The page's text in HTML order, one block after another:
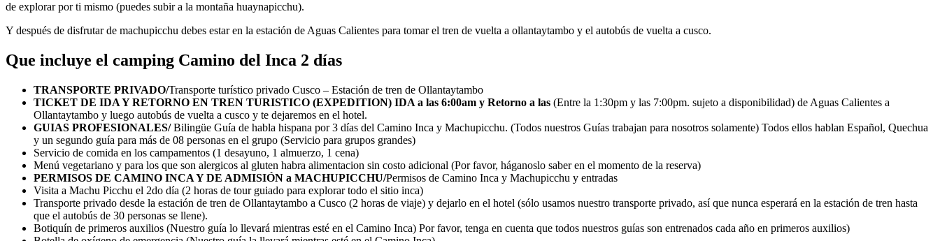
de explorar por ti mismo (puedes subir a la montaña huaynapicchu).
Y después de disfrutar de machupicchu debes estar en la estación de Aguas Calientes para tomar el tren de vuelta a ollantaytambo y el autobús de vuelta a cusco.
Que incluye el camping Camino del Inca 2 días
TRANSPORTE PRIVADO/Transporte turístico privado Cusco – Estación de tren de Ollantaytambo
TICKET DE IDA Y RETORNO EN TREN TURISTICO (EXPEDITION) IDA a las 6:00am y Retorno a las (Entre la 1:30pm y las 7:00pm. sujeto a disponibilidad) de Aguas Calientes a
Ollantaytambo y luego autobús de vuelta a cusco y te dejaremos en el hotel.
GUIAS PROFESIONALES/Bilingüe Guía de habla hispana por 3 días del Camino Inca y Machupicchu. (Todos nuestros Guías trabajan para nosotros solamente) Todos ellos hablan Español, Quechua
y un segundo guía para más de 08 personas en el grupo (Servicio para grupos grandes)
Servicio de comida en los campamentos (1 desayuno, 1 almuerzo, 1 cena)
Menú vegetariano y para los que son alergicos al gluten habra alimentacion sin costo adicional (Por favor, háganoslo saber en el momento de la reserva)
PERMISOS DE CAMINO INCA Y DE ADMISIÓN a MACHUPICCHU/Permisos de Camino Inca y Machupicchu y entradas
Visita a Machu Picchu el 2do día (2 horas de tour guiado para explorar todo el sitio inca)
Transporte privado desde la estación de tren de Ollantaytambo a Cusco (2 horas de viaje) y dejarlo en el hotel (sólo usamos nuestro transporte privado, así que nunca esperará en la estación de tren hasta
que el autobús de 30 personas se llene).
Botiquín de primeros auxilios (Nuestro guía lo llevará mientras esté en el Camino Inca) Por favor, tenga en cuenta que todos nuestros guías son entrenados cada año en primeros auxilios)